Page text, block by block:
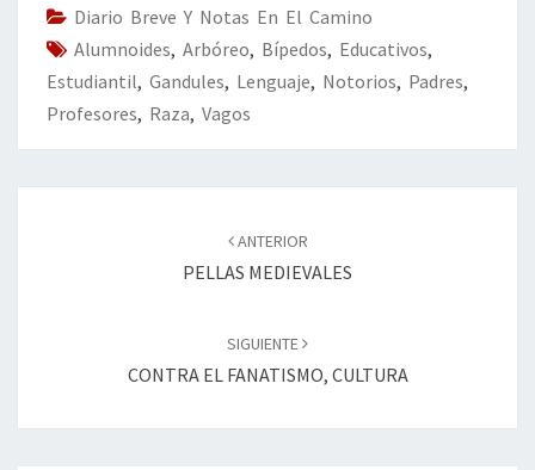
o
k
n
ar
tir
Diario Breve Y Notas En El Camino
Alumnoides, Arbóreo, Bípedos, Educativos,
Estudiantil, Gandules, Lenguaje, Notorios, Padres,
Profesores, Raza, Vagos
ANTERIOR
PELLAS MEDIEVALES
SIGUIENTE
CONTRA EL FANATISMO, CULTURA